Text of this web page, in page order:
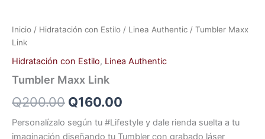
Inicio / Hidratación con Estilo / Linea Authentic / Tumbler Maxx
Link
Hidratación con Estilo, Linea Authentic
Tumbler Maxx Link
Q200.00 Q160.00
Personalízalo según tu #Lifestyle y dale rienda suelta a tu
imaginación diseñando tu Tumbler con grabado láser